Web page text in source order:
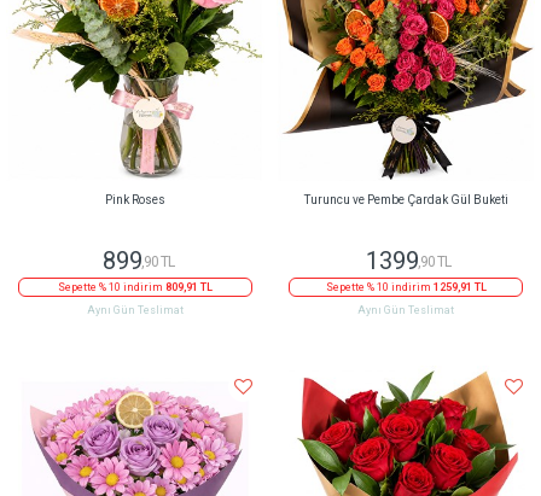
Pink Roses
899,90 TL
Sepette % 10 indirim 809,91 TL
Aynı Gün Teslimat
Turuncu ve Pembe Çardak Gül Buketi
1399,90 TL
Sepette % 10 indirim 1259,91 TL
Aynı Gün Teslimat